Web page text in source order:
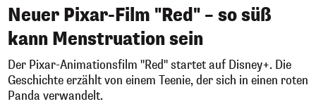
Neuer Pixar-Film "Red" – so süß
kann Menstruation sein
Der Pixar-Animationsfilm "Red" startet auf Disney+. Die
Geschichte erzählt von einem Teenie, der sich in einen roten
Panda verwandelt.